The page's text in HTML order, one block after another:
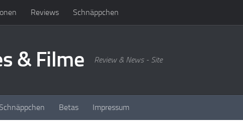
Reviews Schnäppchen
& Filme Review & News - Site
Schnäppchen Betas Impressum